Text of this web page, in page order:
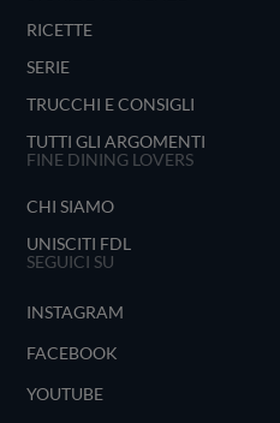
RICETTE
SERIE
TRUCCHI E CONSIGLI
TUTTI GLI ARGOMENTI
FINE DINING LOVERS
CHI SIAMO
UNISCITI FDL
SEGUICI SU
INSTAGRAM
FACEBOOK
YOUTUBE